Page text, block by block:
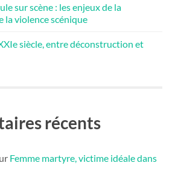
sur scène : les enjeux de la
la violence scénique
siècle, entre déconstruction et
récents
Femme martyre, victime idéale dans